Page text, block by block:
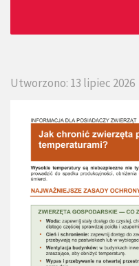
Utworzono: 13 lipiec 2026